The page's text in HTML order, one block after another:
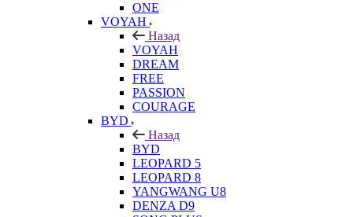
ONE
VOYAH
Назад
VOYAH
DREAM
FREE
PASSION
COURAGE
BYD
Назад
BYD
LEOPARD 5
LEOPARD 8
YANGWANG U8
DENZA D9